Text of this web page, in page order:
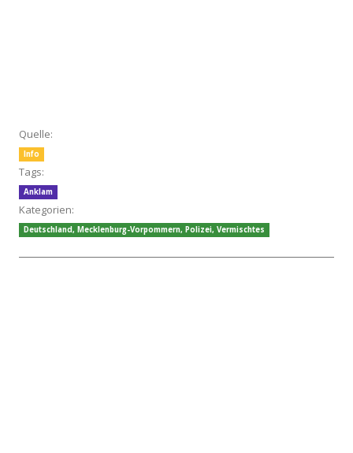
Quelle:
Info
Tags:
Anklam
Kategorien:
Deutschland, Mecklenburg-Vorpommern, Polizei, Vermischtes